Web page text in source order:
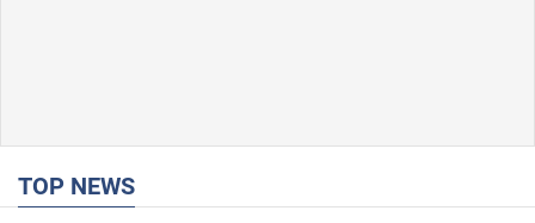
TOP NEWS